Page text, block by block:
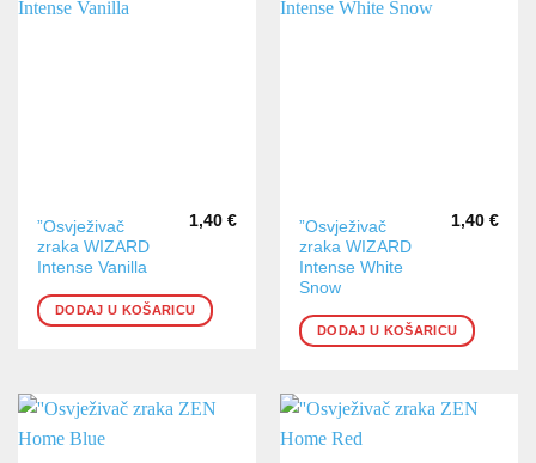
”Osvježivač
zraka WIZARD
Intense Vanilla
1,40 €
DODAJ U KOŠARICU
”Osvježivač
zraka WIZARD
Intense White
Snow
1,40 €
DODAJ U KOŠARICU